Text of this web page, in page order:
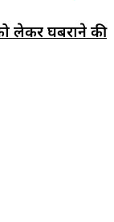
लेकर घबराने की